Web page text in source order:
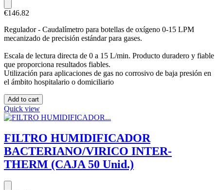
€146.82
Regulador - Caudalímetro para botellas de oxígeno 0-15 LPM
mecanizado de precisión estándar para gases.
Escala de lectura directa de 0 a 15 L/min. Producto duradero y fiable
que proporciona resultados fiables.
Utilización para aplicaciones de gas no corrosivo de baja presión en
el ámbito hospitalario o domiciliario
Add to cart
Quick view
FILTRO HUMIDIFICADOR
BACTERIANO/VIRICO INTER-
THERM (CAJA 50 Unid.)